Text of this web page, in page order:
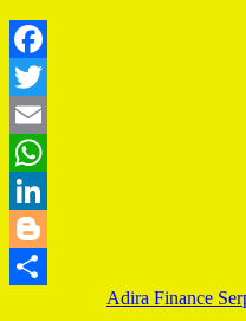
Adira Finance